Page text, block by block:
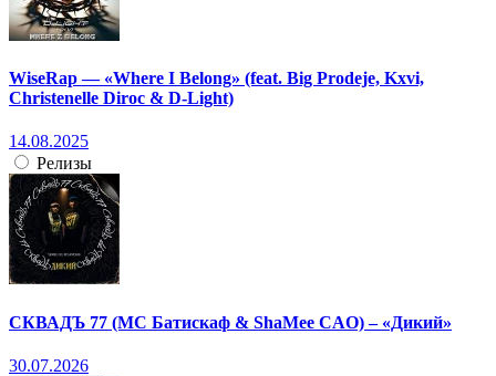
WiseRap — «Where I Belong» (feat. Big Prodeje, Kxvi,
Christenelle Diroc & D-Light)
14.08.2025
Релизы
СКВАДЪ 77 (МС Батискаф & ShaMee CAO) – «Дикий»
30.07.2026